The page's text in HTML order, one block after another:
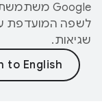
לשפה המועדפת
שגיאות.